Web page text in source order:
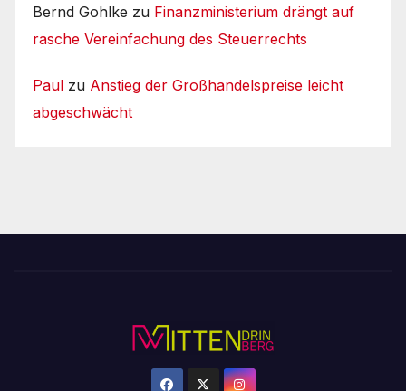
Bernd Gohlke zu Finanzministerium drängt auf
rasche Vereinfachung des Steuerrechts
Paul zu Anstieg der Großhandelspreise leicht
abgeschwächt